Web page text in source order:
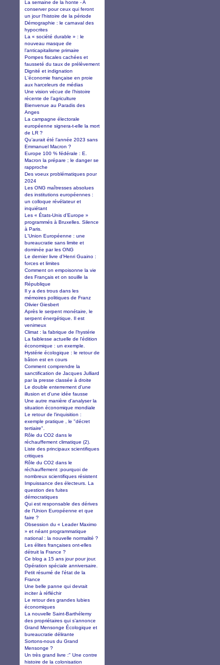
La semaine de la honte - A
conserver pour ceux qui feront
un jour l'histoire de la période
Démographie : le carnaval des
hypocrites
La « société durable » : le
nouveau masque de
l’anticapitalisme primaire
Pompes fiscales cachées et
fausseté du taux de prélèvement
Dignité et indignation
L'économie française en proie
aux harceleurs de médias
Une vision vécue de l’histoire
récente de l’agriculture
Bienvenue au Paradis des
Anges
La campagne électorale
européenne signera-t-elle la mort
de LR ?
Qu’aurait été l’année 2023 sans
Emmanuel Macron ?
Europe 100 % fédérale : E.
Macron la prépare ; le danger se
rapproche
Des voeux problématiques pour
2024
Les ONG maîtresses absolues
des institutions européennes :
un colloque révélateur et
inquiétant
Les « États-Unis d’Europe »
programmés à Bruxelles. Silence
à Paris.
L'Union Européenne : une
bureaucratie sans limite et
dominée par les ONG
Le dernier livre d’Henri Guaino :
forces et limites
Comment on empoisonne la vie
des Français et on souille la
République
Il y a des trous dans les
mémoires politiques de Franz
Olivier Giesbert
Après le serpent monétaire, le
serpent énergétique. Il est
venimeux
Climat : la fabrique de l'hystérie
La faiblesse actuelle de l'édition
économique : un exemple.
Hystérie écologique : le retour de
bâton est en cours
Comment comprendre la
sanctification de Jacques Julliard
par la presse classée à droite
Le double enterrement d'une
illusion et d'une idée fausse
Une autre manière d'analyser la
situation économique mondiale
Le retour de l'inquisition :
exemple pratique , le "décret
tertiaire".
Rôle du CO2 dans le
réchauffement climatique (2).
Liste des principaux scientifiques
critiques
Rôle du CO2 dans le
réchauffement :pourquoi de
nombreux scientifiques résistent
Impuissance des électeurs. La
question des fuites
démocratiques
Qui est responsable des dérives
de l’Union Européenne et que
faire ?
Obsession du « Leader Maximo
» et néant programmatique
national : la nouvelle normalité ?
Les élites françaises ont-elles
détruit la France ?
Ce blog a 15 ans jour pour jour.
Opération spéciale anniversaire.
Petit résumé de l'état de la
France
Une belle panne qui devrait
inciter à réfléchir
Le retour des grandes lubies
économiques
La nouvelle Saint-Barthélemy
des propriétaires qui s’annonce
Grand Mensonge Écologique et
bureaucratie délirante
Sortons-nous du Grand
Mensonge ?
Un très grand livre :" Une contre
histoire de la colonisation